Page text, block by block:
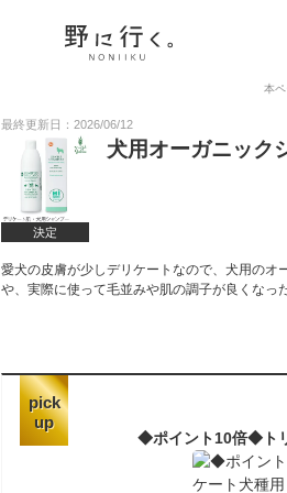
本
最終更新日：2026/06/12
決定
犬用オーガニック
愛犬の皮膚が少しデリケートなので、犬用の
や、実際に使って毛並みや肌の調子が良くな
pick
up